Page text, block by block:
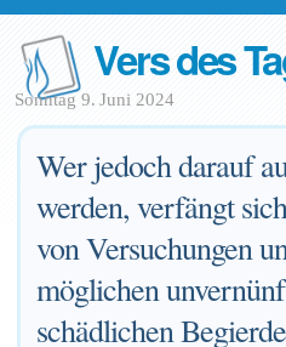
Vers des
Sonntag 9. Juni 2024
Wer jedoch darauf
werden, verfängt
von Versuchungen
möglichen
schädlichen